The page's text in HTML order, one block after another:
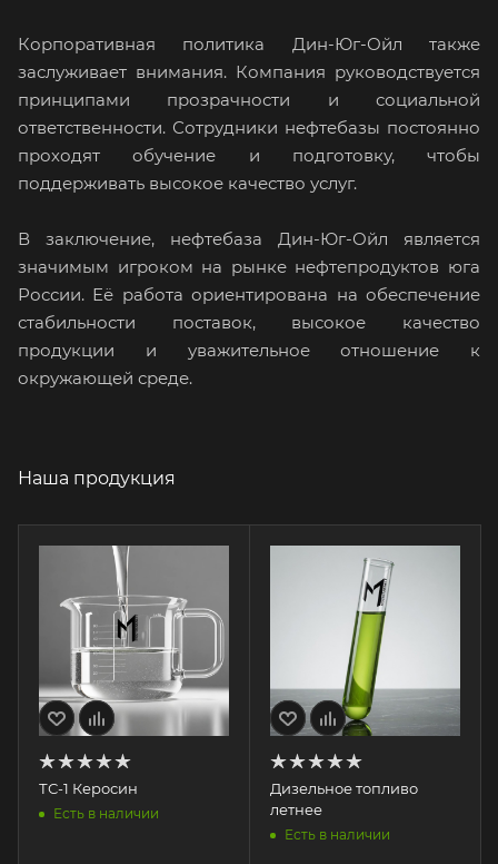
Корпоративная политика Дин-Юг-Ойл также
заслуживает внимания. Компания руководствуется
принципами прозрачности и социальной
ответственности. Сотрудники нефтебазы постоянно
проходят обучение и подготовку, чтобы
поддерживать высокое качество услуг.
В заключение, нефтебаза Дин-Юг-Ойл является
значимым игроком на рынке нефтепродуктов юга
России. Её работа ориентирована на обеспечение
стабильности поставок, высокое качество
продукции и уважительное отношение к
окружающей среде.
Наша продукция
ТС-1 Керосин
Есть в наличии
Дизельное топливо
летнее
Есть в наличии